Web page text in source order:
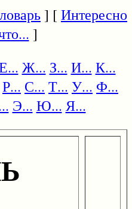
] [Интересно
]
Ж... З... И... К...
Р... С... Т... У... Ф...
Э... Ю... Я...